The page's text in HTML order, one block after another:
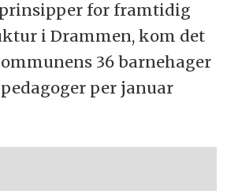
for framtidig
i Drammen, kom det
36 barnehager
per januar